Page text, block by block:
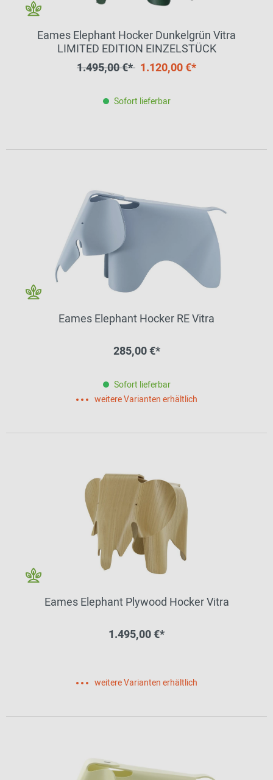
Eames Elephant Hocker Dunkelgrün Vitra
LIMITED EDITION EINZELSTÜCK
1.495,00 €* 1.120,00 €*
Sofort lieferbar
Eames Elephant Hocker RE Vitra
285,00 €*
Sofort lieferbar
weitere Varianten erhältlich
Eames Elephant Plywood Hocker Vitra
1.495,00 €*
weitere Varianten erhältlich